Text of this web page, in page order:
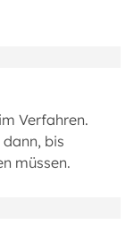
Verfahren.
bis
müssen.